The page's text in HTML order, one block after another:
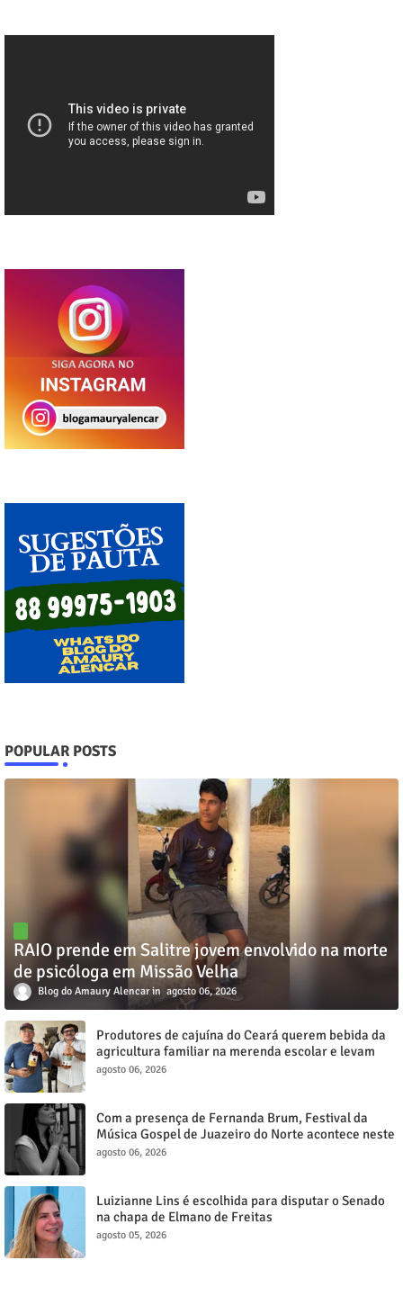
POPULAR POSTS
RAIO prende em Salitre jovem envolvido na morte
de psicóloga em Missão Velha
Blog do Amaury Alencar agosto 06, 2026
Produtores de cajuína do Ceará querem bebida da
agricultura familiar na merenda escolar e levam
reivindicação à agenda política
agosto 06, 2026
Com a presença de Fernanda Brum, Festival da
Música Gospel de Juazeiro do Norte acontece neste
sábado, 8
agosto 06, 2026
Luizianne Lins é escolhida para disputar o Senado
na chapa de Elmano de Freitas
agosto 05, 2026